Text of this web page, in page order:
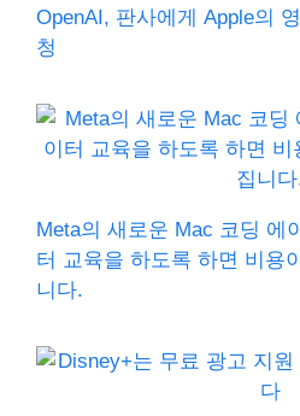
OpenAI, 판사에게 Apple의
청
Meta의 새로운 Mac 코딩 에
터 교육을 하도록 하면 비용
니다.